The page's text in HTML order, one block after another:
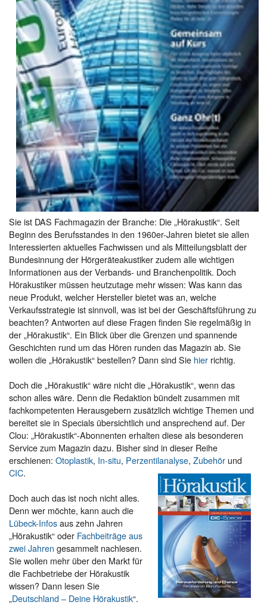
Sie ist DAS Fachmagazin der Branche: Die „Hörakustik“. Seit
Beginn des Berufsstandes in den 1960er-Jahren bietet sie allen
Interessierten aktuelles Fachwissen und als Mitteilungsblatt der
Bundesinnung der Hörgeräteakustiker zudem alle wichtigen
Informationen aus der Verbands- und Branchenpolitik. Doch
Hörakustiker müssen heutzutage mehr wissen: Was kann das
neue Produkt, welcher Hersteller bietet was an, welche
Verkaufsstrategie ist sinnvoll, was ist bei der Geschäftsführung zu
beachten? Antworten auf diese Fragen finden Sie regelmäßig in
der „Hörakustik“. Ein Blick über die Grenzen und spannende
Geschichten rund um das Hören runden das Magazin ab. Sie
wollen die „Hörakustik“ bestellen? Dann sind Sie hier richtig.
Doch die „Hörakustik“ wäre nicht die „Hörakustik“, wenn das
schon alles wäre. Denn die Redaktion bündelt zusammen mit
fachkompetenten Herausgebern zusätzlich wichtige Themen und
bereitet sie in Specials übersichtlich und ansprechend auf. Der
Clou: „Hörakustik“-Abonnenten erhalten diese als besonderen
Service zum Magazin dazu. Bisher sind in dieser Reihe
erschienen: Otoplastik, In-situ, Perzentilanalyse, Zubehör und
CIC.
Doch auch das ist noch nicht alles.
Denn wer möchte, kann auch die
Lübeck-Infosaus zehn Jahren
„Hörakustik“ oder Fachbeiträge aus
zwei Jahren gesammelt nachlesen.
Sie wollen mehr über den Markt für
die Fachbetriebe der Hörakustik
wissen? Dann lesen Sie
„Deutschland – Deine Hörakustik“.